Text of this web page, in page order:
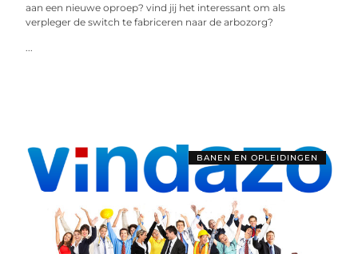
aan een nieuwe oproep? vind jij het interessant om als
verpleger de switch te fabriceren naar de arbozorg?
...
BANEN EN OPLEIDINGEN